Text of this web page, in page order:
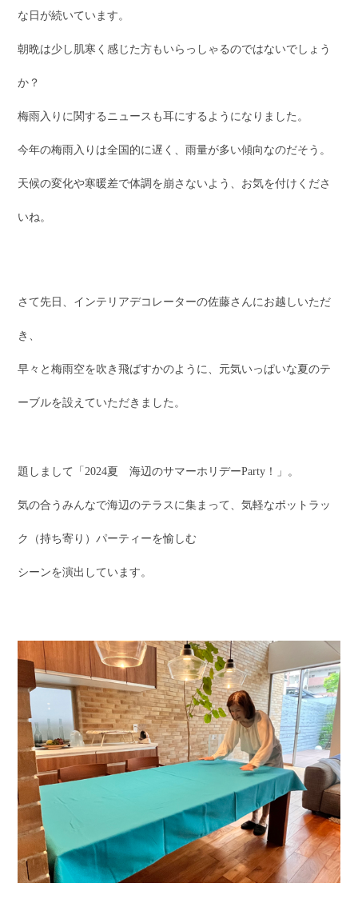
な日が続いています。
朝晩は少し肌寒く感じた方もいらっしゃるのではないでしょう
か？
梅雨入りに関するニュースも耳にするようになりました。
今年の梅雨入りは全国的に遅く、雨量が多い傾向なのだそう。
天候の変化や寒暖差で体調を崩さないよう、お気を付けくださ
いね。
さて先日、インテリアデコレーターの佐藤さんにお越しいただ
き、
早々と梅雨空を吹き飛ばすかのように、元気いっぱいな夏のテ
ーブルを設えていただきました。
題しまして「2024夏 海辺のサマーホリデーParty！」。
気の合うみんなで海辺のテラスに集まって、気軽なポットラッ
ク（持ち寄り）パーティーを愉しむ
シーンを演出しています。